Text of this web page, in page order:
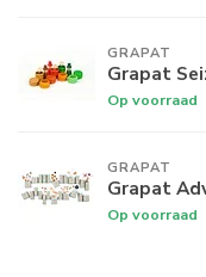
GRAPAT
Grapat
Op voorraad
GRAPAT
Grapat
Op voorraad